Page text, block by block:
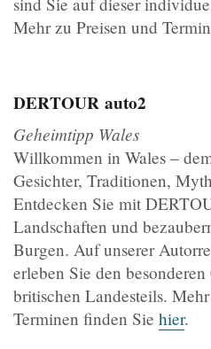
Mehr zu Preisen und
DERTOUR auto2
Geheimtipp Wales
Willkommen in Wales –
Gesichter, Traditionen,
Entdecken Sie mit
Landschaften und
Burgen. Auf unserer
erleben Sie den
britischen Landesteils.
Terminen finden Sie hier.